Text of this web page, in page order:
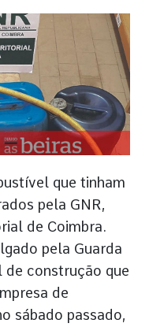
que tinham
pela GNR,
de Coimbra.
pela Guarda
de construção que
de
sábado passado,